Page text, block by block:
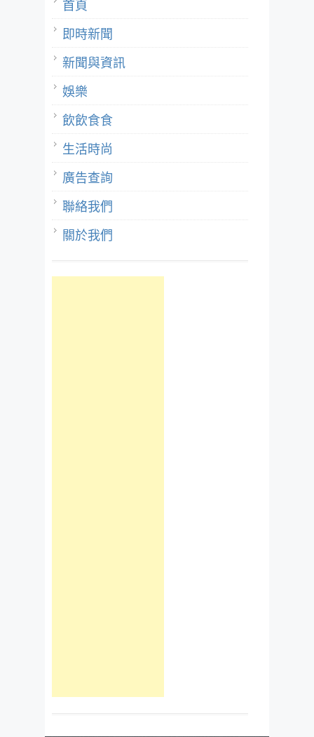
首頁
即時新聞
新聞與資訊
娛樂
飲飲食食
生活時尚
廣告查詢
聯絡我們
關於我們